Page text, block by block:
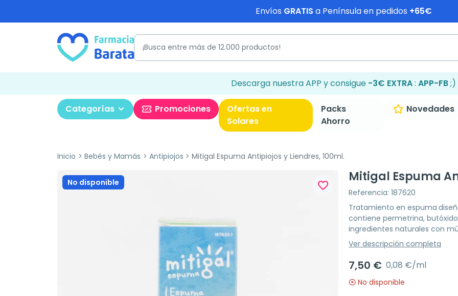
Envíos GRATIS a Península en pedidos +65€
Descarga nuestra APP y consigue -3€ EXTRA: APP-FB;)
Categorías Promociones
Ofertas en
Solares
Packs
Ahorro
Novedades
Inicio Bebés y Mamás Antipiojos Mitigal Espuma Antipiojos y Liendres, 100ml.
No disponible favorite_border
Mitigal Espuma
Referencia: 187620
Tratamiento en espuma
contiene permetrina,
ingredientes naturales con
Ver descripción completa
7,50 € 0,08 €/ml
No disponible